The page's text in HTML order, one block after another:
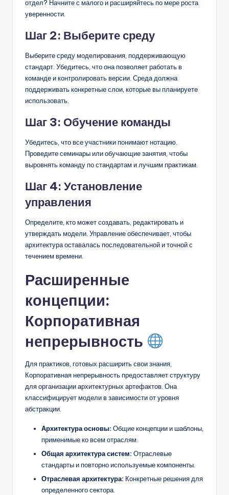
отдел? Начните с малого и расширяйтесь по мере роста
уверенности.
Шаг 2: Выберите среду
Выберите среду моделирования, поддерживающую
стандарт. Убедитесь, что она позволяет работать в
команде и контролировать версии. Среда должна
поддерживать конкретные слои, которые вы планируете
использовать.
Шаг 3: Обучение команды
Убедитесь, что все участники понимают нотацию.
Проведите семинары или обучающие занятия, чтобы
выровнять команду по стандартам и лучшим практикам.
Шаг 4: Установление
управления
Определите, кто может создавать, редактировать и
утверждать модели. Управление обеспечивает, чтобы
архитектура оставалась последовательной и точной с
течением времени.
Расширенные
концепции:
Корпоративная
непрерывность
Для практиков, готовых расширить свои знания,
Корпоративная непрерывность предоставляет структуру
для организации архитектурных артефактов. Она
классифицирует модели в зависимости от уровня
абстракции.
Архитектура основы: Общие концепции и шаблоны,
применимые ко всем отраслям.
Общая архитектура систем: Отраслевые
стандарты и повторно используемые компоненты.
Отраслевая архитектура: Конкретные решения для
определенного сектора.